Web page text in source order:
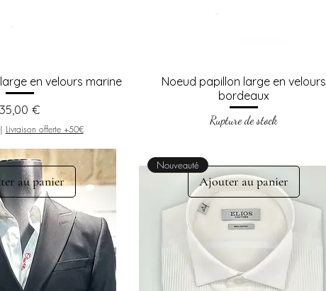
en velours marine
Prix
35,00 €
Livraison offerte +50€
Noeud papillon large en velours
bordeaux
Rupture de stock
au panier Ajouter au panier
Nouveauté